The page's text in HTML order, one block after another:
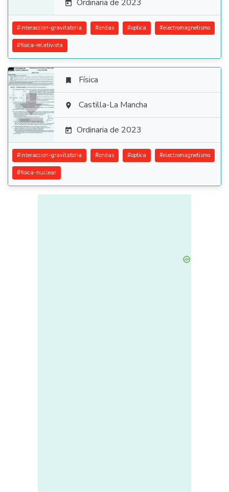
 Ordinaria de 2023
#interaccion-gravitatoria #ondas #optica #electromagnetismo
#fisica-relativista

 Física
 Castilla-La Mancha
 Ordinaria de 2023
#interaccion-gravitatoria #ondas #optica #electromagnetismo
#fisica-nuclear